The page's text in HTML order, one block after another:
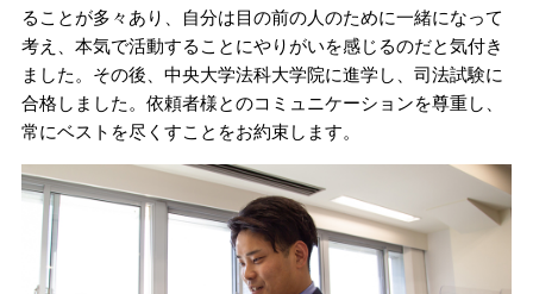
ることが多々あり、自分は目の前の人のために一緒になって
考え、本気で活動することにやりがいを感じるのだと気付き
ました。その後、中央大学法科大学院に進学し、司法試験に
合格しました。依頼者様とのコミュニケーションを尊重し、
常にベストを尽くすことをお約束します。